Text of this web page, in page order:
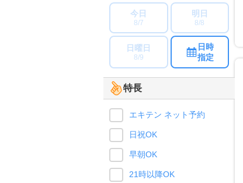
今日
8/7
明日
8/8
日曜日
8/9
日時
指定
特長
エキテン ネット予約
日祝OK
早朝OK
21時以降OK